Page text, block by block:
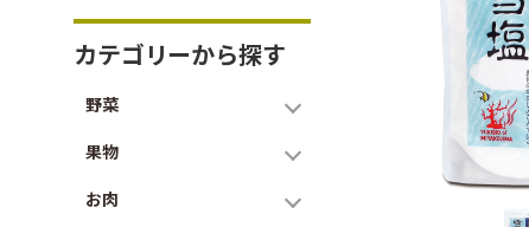
カテゴリーから探す
野菜
果物
お肉